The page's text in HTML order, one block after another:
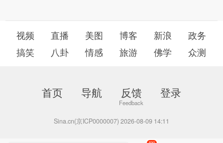
视频 直播 美图 博客 新浪
政务
搞笑
八卦 情感 旅游 佛学 众测
首页 导航 反馈 登录
Sina.cn(京ICP0000007) 2026-08-09 14:11